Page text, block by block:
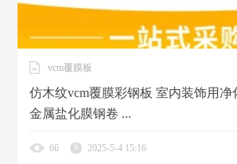
vcm覆膜板
仿木纹vcm覆膜彩钢板 室内装饰用净
金属盐化膜钢卷 ...
66 2025-5-4 15:16